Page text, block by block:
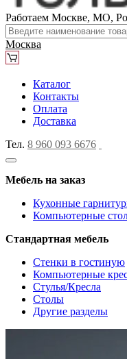
Работаем Москве, МО,
Москва
Каталог
Контакты
Оплата
Доставка
Тел. 8 960 093 6676
Мебель на заказ
Кухонные
Компьютерные
Стандартная мебель
Стенки в гостиную
Компьютерные
Стулья/Кресла
Столы
Другие разделы